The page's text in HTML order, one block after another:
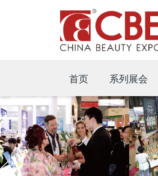
首页 系列展会